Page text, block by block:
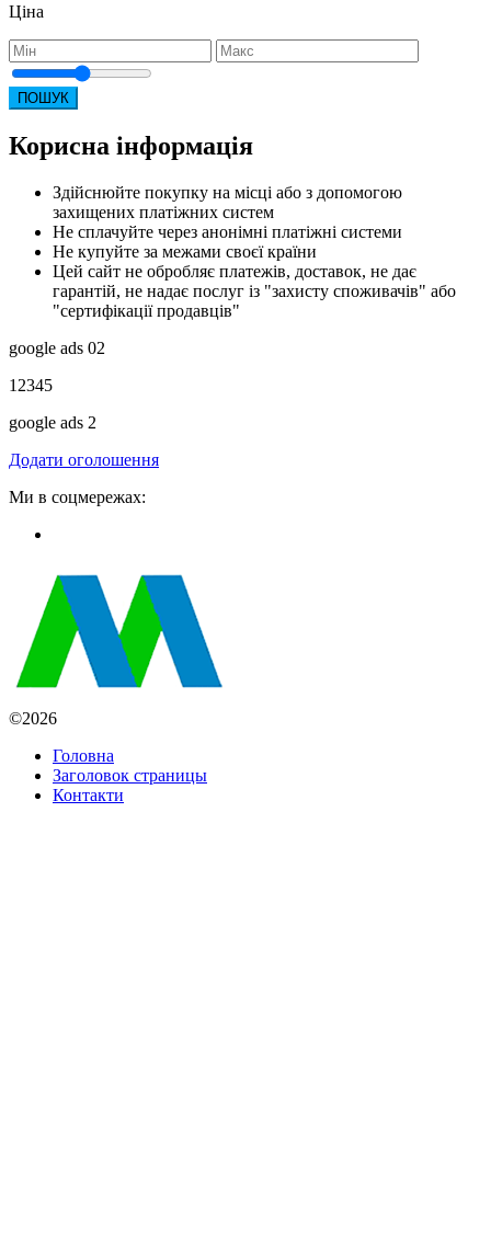
Ціна
ПОШУК
Корисна інформація
Здійснюйте покупку на місці або з допомогою
захищених платіжних систем
Не сплачуйте через анонімні платіжні системи
Не купуйте за межами своєї країни
Цей сайт не обробляє платежів, доставок, не дає
гарантій, не надає послуг із "захисту споживачів" або
"сертифікації продавців"
google ads 02
12345
google ads 2
Додати оголошення
Ми в соцмережах:
©2026
Головна
Заголовок страницы
Контакти